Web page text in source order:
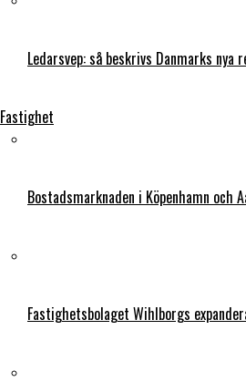
Ledarsvep: så beskrivs Danmarks nya
Fastighet
Bostadsmarknaden i Köpenhamn och
Fastighetsbolaget Wihlborgs